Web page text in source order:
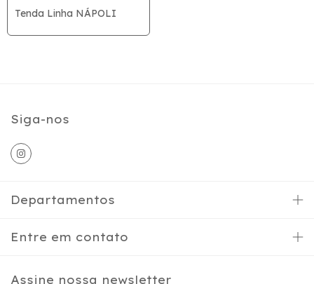
Tenda Linha NÁPOLI
Siga-nos
Departamentos
Entre em contato
Assine nossa newsletter